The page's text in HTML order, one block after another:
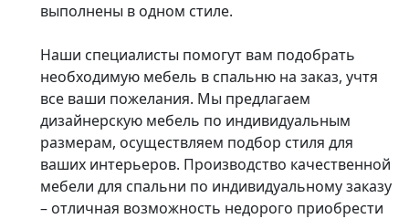
выполнены в одном стиле.
Наши специалисты помогут вам подобрать
необходимую мебель в спальню на заказ, учтя
все ваши пожелания. Мы предлагаем
дизайнерскую мебель по индивидуальным
размерам, осуществляем подбор стиля для
ваших интерьеров. Производство качественной
мебели для спальни по индивидуальному заказу
– отличная возможность недорого приобрести